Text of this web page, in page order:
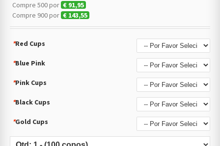
Compre 500 por € 91,95
Compre 900 por € 143,55
*Red Cups
*Blue Pink
*Pink Cups
*Black Cups
*Gold Cups